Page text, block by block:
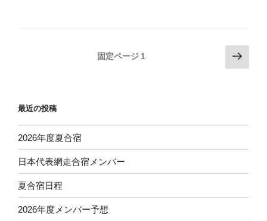
ペ
ジ
送
り
固定ページ 1
次
の
最近の投稿
2026年度夏合宿
日本代表網走合宿メンバー
夏合宿日程
2026年度メンバー予想